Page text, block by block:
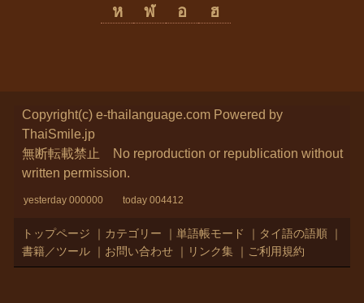
ห
ฬ อ ฮ
Copyright(c) e-thailanguage.com Powered by
ThaiSmile.jp
無断転載禁止 No reproduction or republication without
written permission.
yesterday 000000 today 004412
トップページ ｜ カテゴリー ｜ 単語帳モード ｜ タイ語の語順 ｜
書籍／ツール ｜ お問い合わせ ｜ リンク集 ｜ ご利用規約